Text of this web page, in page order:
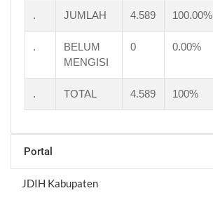
. JUMLAH 4.589 100.00%
.
BELUM
MENGISI
0 0.00%
. TOTAL 4.589 100%
Portal
JDIH Kabupaten